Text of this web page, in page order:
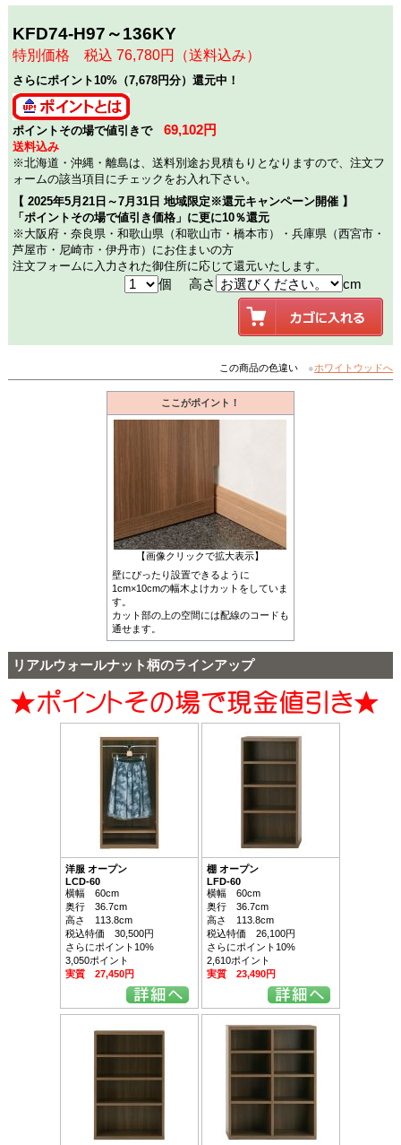
KFD74-H97～136KY
特別価格 税込 76,780円（送料込み）
さらにポイント10%（7,678円分）還元中！
ポイントその場で値引きで 69,102円
送料込み
※北海道・沖縄・離島は、送料別途お見積もりとなりますので、注文フ
ォームの該当項目にチェックをお入れ下さい。
【 2025年5月21日～7月31日 地域限定※還元キャンペーン開催 】
「ポイントその場で値引き価格」に更に10％還元
※大阪府・奈良県・和歌山県（和歌山市・橋本市）・兵庫県（西宮市・
芦屋市・尼崎市・伊丹市）にお住まいの方
注文フォームに入力された御住所に応じて還元いたします。
個 高さ cm
この商品の色違い ●ホワイトウッドへ
ここがポイント！
【画像クリックで拡大表示】
壁にぴったり設置できるように
1cm×10cmの幅木よけカットをしていま
す。
カット部の上の空間には配線のコードも
通せます。
リアルウォールナット柄のラインアップ
洋服 オープン
LCD-60
横幅 60cm
奥行 36.7cm
高さ 113.8cm
税込特価 30,500円
さらにポイント10%
3,050ポイント
実質 27,450円
棚 オープン
LFD-60
横幅 60cm
奥行 36.7cm
高さ 113.8cm
税込特価 26,100円
さらにポイント10%
2,610ポイント
実質 23,490円